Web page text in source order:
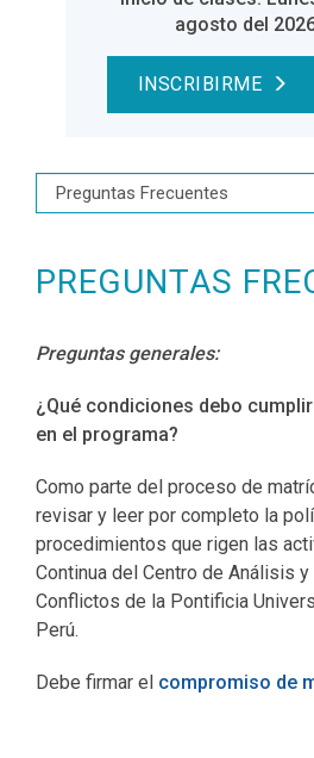
agosto del
INSCRIBIRME
PREGUNTAS
Preguntas generales:
¿Qué condiciones debo
en el programa?
Como parte del proceso de
revisar y leer por completo la
procedimientos que rigen las
Continua del Centro de Análisis
Conflictos de la Pontificia
Perú.
Debe firmar el compromiso de